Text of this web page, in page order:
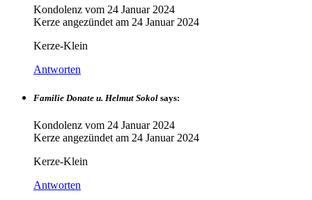
Kondolenz vom 24 Januar 2024
Kerze angezündet am 24 Januar 2024
Kerze-Klein
Antworten
Familie Donate u. Helmut Sokol says:
Kondolenz vom 24 Januar 2024
Kerze angezündet am 24 Januar 2024
Kerze-Klein
Antworten